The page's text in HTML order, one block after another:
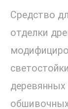
Средство
отделки
деревянных